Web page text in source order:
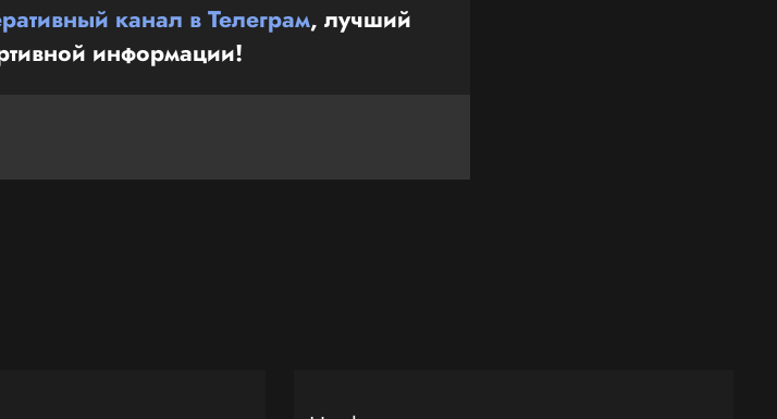
канал в Телеграм, лучший
информации!